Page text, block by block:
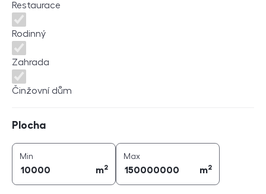
Restaurace
Rodinný
Zahrada
Činžovní dům
Plocha
Min
m2
Maxplocha (
m2